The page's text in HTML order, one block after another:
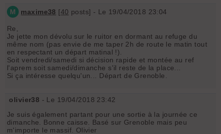
M maxime38 [40 posts] - Le 19/04/2018 23:04
Re,
Je jette mon dévolu sur le ruitor en dormant au refuge du
même nom (pas envie de me taper 2h de route le matin tout
en respectant un départ matinal !).
Soit vendredi/samedi si décision rapide et montée au ref
l'aprem soit samedi/dimanche s'il reste de la place...
Si ça intéresse quelqu'un... Départ de Grenoble.
olivier38 - Le 19/04/2018 23:42
Je suis également partant pour une sortie à la journée ce
dimanche. Bonne caisse. Basé sur Grenoble mais peu
m'importe le massif. Olivier